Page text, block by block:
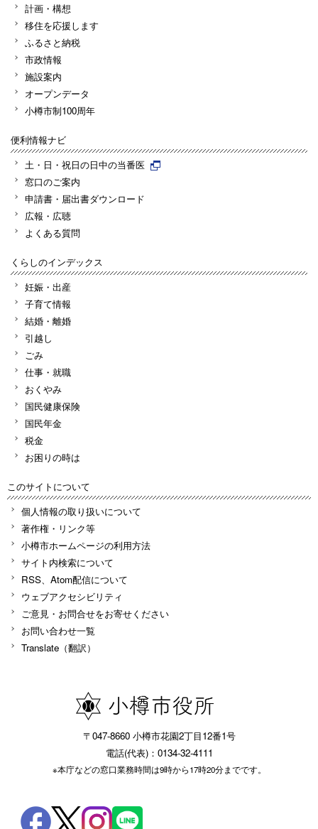
計画・構想
移住を応援します
ふるさと納税
市政情報
施設案内
オープンデータ
小樽市制100周年
便利情報ナビ
土・日・祝日の日中の当番医
窓口のご案内
申請書・届出書ダウンロード
広報・広聴
よくある質問
くらしのインデックス
妊娠・出産
子育て情報
結婚・離婚
引越し
ごみ
仕事・就職
おくやみ
国民健康保険
国民年金
税金
お困りの時は
このサイトについて
個人情報の取り扱いについて
著作権・リンク等
小樽市ホームページの利用方法
サイト内検索について
RSS、Atom配信について
ウェブアクセシビリティ
ご意見・お問合せをお寄せください
お問い合わせ一覧
Translate（翻訳）
〒047-8660 小樽市花園2丁目12番1号
電話(代表)：0134-32-4111
※本庁などの窓口業務時間は9時から17時20分までです。